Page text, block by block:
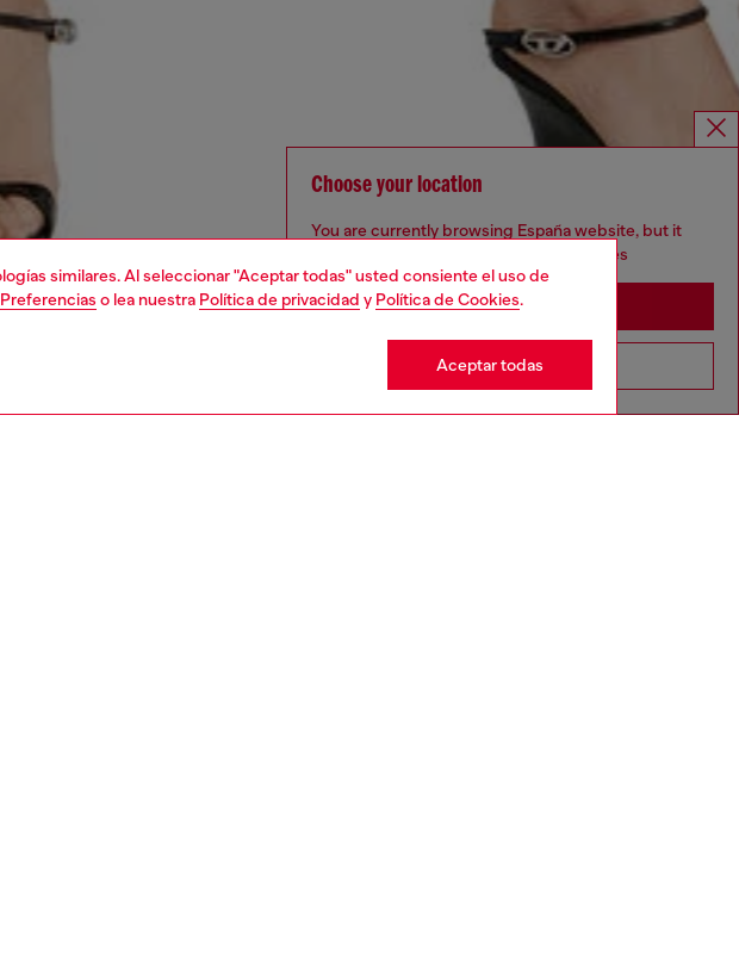
similares. Al seleccionar "Aceptar todas" usted consiente el uso de
o lea nuestra Política de privacidad y Política de Cookies.
Aceptar todas
Choose your location
You are currently browsing España website, but it
seems you may be based in United States
Stay in España
Go to United States